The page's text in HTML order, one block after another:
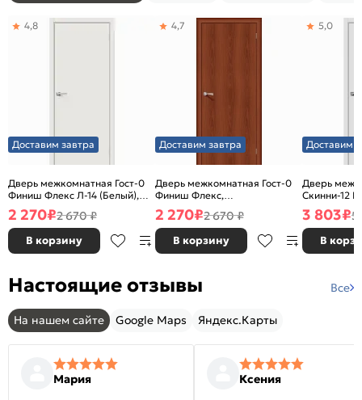
Доставим завтра
Дверь межкомнатная Гост-0
Финиш Флекс Л-14 (Белый),
глухая, каркасно-щитовая
4,8
2 270₽2 670 ₽
В корзину
Доставим завтра
Дверь межкомнатная Гост-0
Финиш Флекс,
Ламинированные Л-11
(ИталОрех), глухая, каркасно-
щитовая
4,7
2 270₽2 670 ₽
В корзину
Доставим
Дверь
Скинни-12
глухая,
5,0
3 803₽5
В
Настоящие отзывы Все
На нашем сайте Google Maps Яндекс.Карты
Мария Ксения